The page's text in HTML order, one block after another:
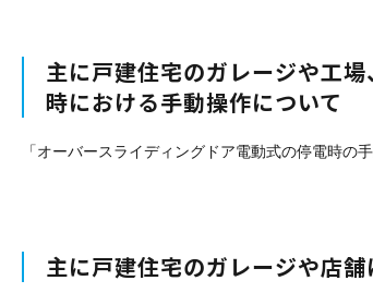
主に戸建住宅のガレージや工
時における手動操作について
「オーバースライディングドア電動式の停電時の
主に戸建住宅のガレージや店